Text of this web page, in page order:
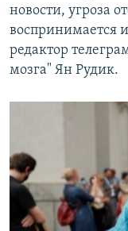
новости, угроза
воспринимается
редактор
мозга" Ян Рудик.